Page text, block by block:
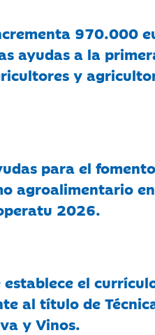
970.000
ayudas a la
y
para el
agroalimentario
2026.
establece el
al título de
y Vinos.